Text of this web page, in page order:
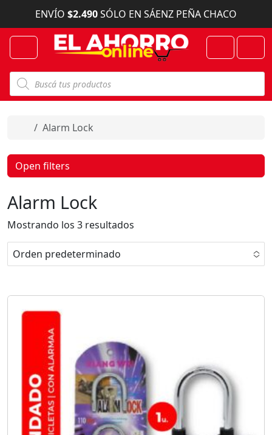
Skip to content
ENVÍO $2.490SÓLO EN SÁENZ PEÑA CHACO
Menu
B
s
q
d
d
u
c
t
o
s
Account
Cart
Home
Alarm Lock
Alarm Lock
Mostrando los 3 resultados
Orden predeterminado
Open filters